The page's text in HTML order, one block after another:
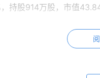
持股914万股，市值
73.46亿美元，仍为第一